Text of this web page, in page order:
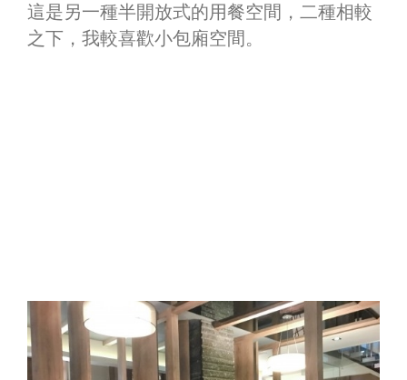
這是另一種半開放式的用餐空間，二種相較
之下，我較喜歡小包廂空間。